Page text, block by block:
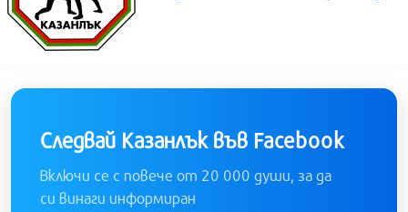
Следвай Казанлък във Facebook
Включи се с повече от 20 000 души, за да
си винаги информиран